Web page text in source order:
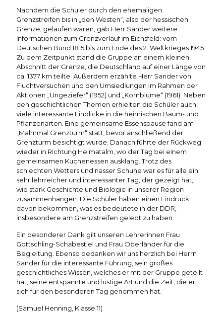
Nachdem die Schüler durch den ehemaligen
Grenzstreifen bis in „den Westen“, also der hessischen
Grenze, gelaufen waren, gab Herr Sander weitere
Informationen zum Grenzverlauf im Eichsfeld: vom
Deutschen Bund 1815 bis zum Ende des 2. Weltkrieges 1945.
Zu dem Zeitpunkt stand die Gruppe an einem kleinen
Abschnitt der Grenze, die Deutschland auf einer Länge von
ca. 1377 km teilte. Außerdem erzählte Herr Sander von
Fluchtversuchen und den Umsiedlungen im Rahmen der
Aktionen „Ungeziefer“ (1952) und „Kornblume“ (1961). Neben
den geschichtlichen Themen erhielten die Schüler auch
viele interessante Einblicke in die heimischen Baum- und
Pflanzenarten. Eine gemeinsame Essenspause fand am
„Mahnmal Grenzturm“ statt, bevor anschließend der
Grenzturm besichtigt wurde. Danach führte der Rückweg
wieder in Richtung Heimatalm, wo der Tag bei einem
gemeinsamen Kuchenessen ausklang. Trotz des
schlechten Wetters und nasser Schuhe war es für alle ein
sehr lehrreicher und interessanter Tag, der gezeigt hat,
wie stark Geschichte und Biologie in unserer Region
zusammenhängen. Die Schüler haben einen Eindruck
davon bekommen, was es bedeutete in der DDR,
insbesondere am Grenzstreifen gelebt zu haben.
Ein besonderer Dank gilt unseren Lehrerinnen Frau
Gottschling-Schabestiel und Frau Oberländer für die
Begleitung. Ebenso bedanken wir uns herzlich bei Herrn
Sander für die interessante Führung, sein großes
geschichtliches Wissen, welches er mit der Gruppe geteilt
hat, seine entspannte und lustige Art und die Zeit, die er
sich für den besonderen Tag genommen hat.
(Samuel Henning, Klasse 11)